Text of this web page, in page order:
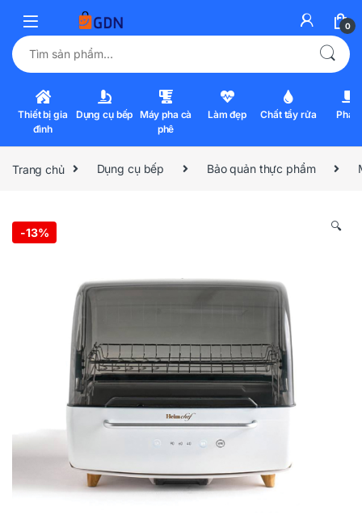
0
Tìm kiếm:
Thiết bị gia
đình
Dụng cụ bếp Máy pha cà
phê
Làm đẹp Chất tẩy rửa Pha
Trang chủ Dụng cụ bếp Bảo quản thực phẩm
-13% 🔍